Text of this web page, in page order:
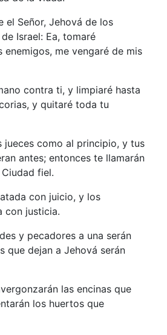
el Señor, Jehová de los
Israel: Ea, tomaré
enemigos, me vengaré de mis
contra ti, y limpiaré hasta
y quitaré toda tu
jueces como al principio, y tus
antes; entonces te llamarán
fiel.
con juicio, y los
con justicia.
y pecadores a una serán
que dejan a Jehová serán
las encinas que
los huertos que